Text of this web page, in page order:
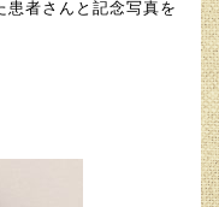
者さんと記念写真を